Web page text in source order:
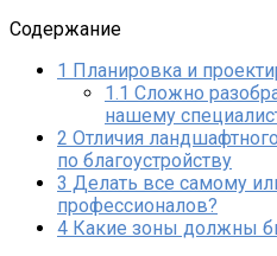
Содержание
1 Планировка и
1.1 Сложно
нашему
2 Отличия
по благоустройству
3 Делать все самому
профессионалов?
4 Какие зоны должны